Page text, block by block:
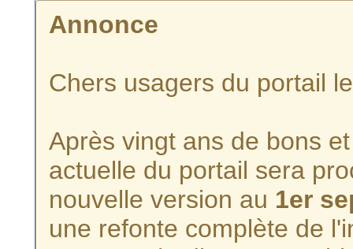
Annonce
Chers usagers du portail
Après vingt ans de bons
actuelle du portail sera
nouvelle version au 1er
une refonte complète de